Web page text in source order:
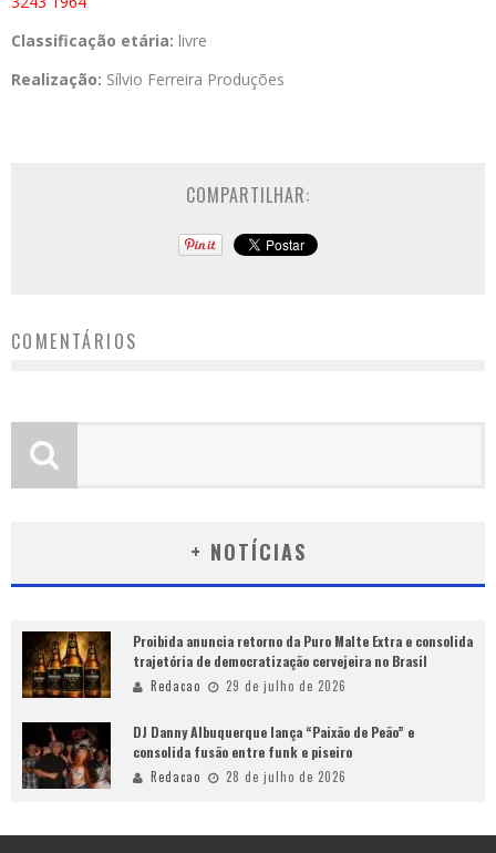
Classificação etária: livre
Realização: Sílvio Ferreira Produções
COMPARTILHAR:
COMENTÁRIOS
+ NOTÍCIAS
Proibida anuncia retorno da Puro Malte Extra e consolida
trajetória de democratização cervejeira no Brasil
Redacao 29 de julho de 2026
DJ Danny Albuquerque lança “Paixão de Peão” e
consolida fusão entre funk e piseiro
Redacao 28 de julho de 2026